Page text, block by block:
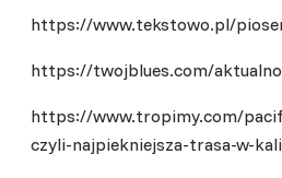
https://www.tekstowo.pl/
https://twojblues.com/
https://www.tropimy.com/
czyli-najpiekniejsza-trasa-w-